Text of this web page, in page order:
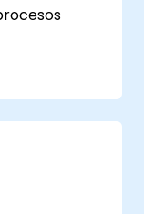
en
en partes